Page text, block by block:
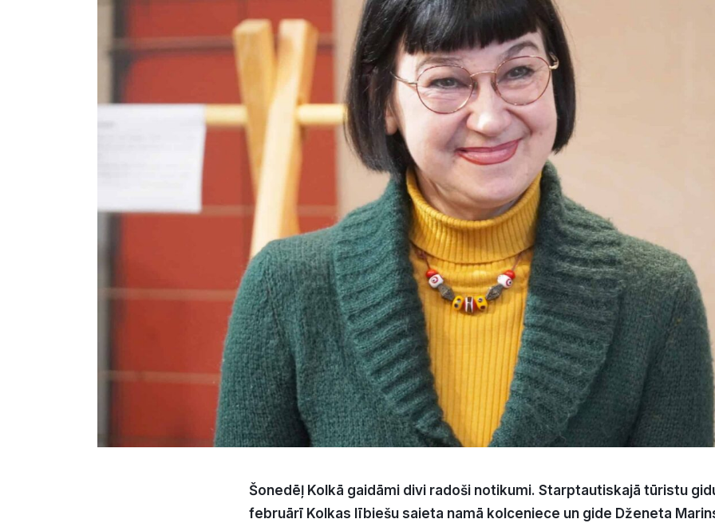
Šonedēļ Kolkā gaidāmi divi radoši notikumi. Starptautiskajā tūristu
februārī Kolkas lībiešu saieta namā kolceniece un gide Dženeta